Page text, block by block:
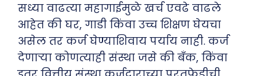
सध्या वाढत्या महागाईमुळे खर्च एवढे वाढले
आहेत की घर, गाडी किंवा उच्च शिक्षण घेयचा
असेल तर कर्ज घेण्याशिवाय पर्याय नाही. कर्ज
देणाऱ्या कोणत्याही संस्था जसे की बँक, किंवा